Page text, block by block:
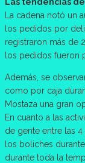
La cadena notó un
los pedidos por
registraron más de
los pedidos fueron
Además, se
como por caja
Mostaza una gran
En cuanto a las
de gente entre las
los boliches
durante toda la